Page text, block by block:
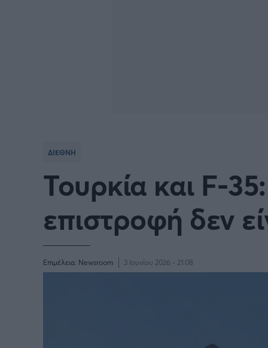
ΔΙΕΘΝΗ
Τουρκία και F-
επιστροφή δεν
Επιμέλεια: Newsroom 3 Ιουνίου 2026 - 21:08